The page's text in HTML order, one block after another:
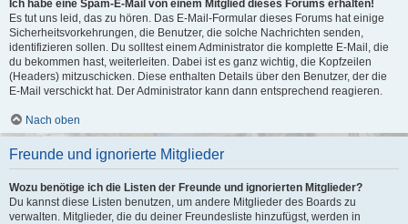
Ich habe eine Spam-E-Mail von einem Mitglied dieses Forums erhalten!
Es tut uns leid, das zu hören. Das E-Mail-Formular dieses Forums hat einige
Sicherheitsvorkehrungen, die Benutzer, die solche Nachrichten senden,
identifizieren sollen. Du solltest einem Administrator die komplette E-Mail, die
du bekommen hast, weiterleiten. Dabei ist es ganz wichtig, die Kopfzeilen
(Headers) mitzuschicken. Diese enthalten Details über den Benutzer, der die
E-Mail verschickt hat. Der Administrator kann dann entsprechend reagieren.
Nach oben
Freunde und ignorierte Mitglieder
Wozu benötige ich die Listen der Freunde und ignorierten Mitglieder?
Du kannst diese Listen benutzen, um andere Mitglieder des Boards zu
verwalten. Mitglieder, die du deiner Freundesliste hinzufügst, werden in